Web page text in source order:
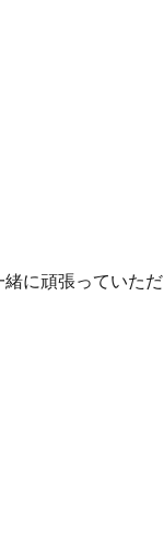
に頑張っていただ